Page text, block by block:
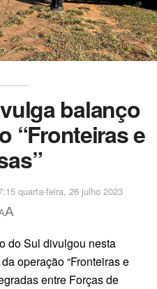
balanço
“Fronteiras e
quarta-feira, 26 julho 2023
A
do Sul divulgou nesta
operação “Fronteiras e
entre Forças de